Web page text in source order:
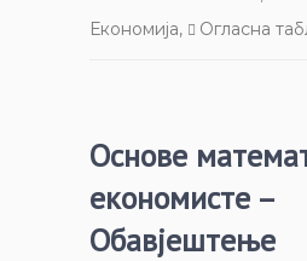
Економија, Огласна
Основе
економисте –
Обавјештење